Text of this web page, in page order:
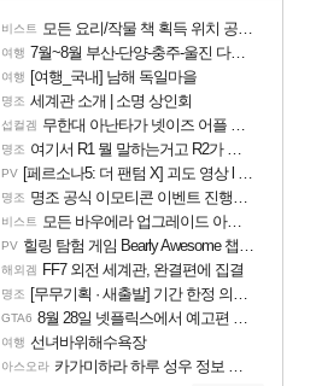
비스트 모든 요리/작물 책 획득 위치 공략 (36개) - 미식가 도전과제
여행 7월~8월 부산-단양-충주-울진 다녀왔어요~
여행 [여행_국내] 남해 독일마을
명조 세계관 소개 | 소명 상인회
섭컬겜 무한대 아난타가 넷이즈 어플 달력에 일정 등록
명조 여기서 R1 뭘 말하는거고 R2가 뭘말하는걸까요?
PV [페르소나5: 더 팬텀 X] 괴도 영상 l 타카마키 안·댄싱 스타
명조 명조 공식 이모티콘 이벤트 진행해봤습니다! 참여부터 추첨까지????
비스트 모든 바우에라 업그레이드 아이템 획득 위치 공략 (89개)
PV 힐링 탐험 게임 Bearly Awesome 챕터 1 트레일러
해외겜 FF7 외전 세계관, 완결편에 집결
명조 [무무기획 · 새출발] 기간 한정 의뢰 이벤트
GTA6 8월 28일 넷플릭스에서 예고편 공개 예정
여행 선녀바위해수욕장
아스오라 카가미하라 하루 성우 정보 및 주요 필모